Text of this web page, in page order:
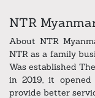
NTR
About NTR
NTR as a family
Was established
in 2019, it
provide better